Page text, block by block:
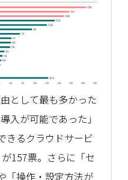
として最も多かった
入が可能であった」
きるクラウドサービ
157票。さらに「セ
「操作・設定方法が